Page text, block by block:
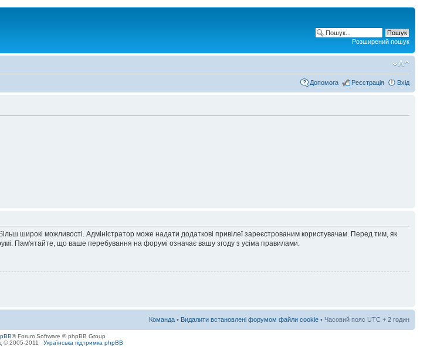
Розширений пошук
Допомога Реєстрація Вхід
широкі можливості. Адміністратор може надати додаткові привілеї зареєстрованим користувачам. Перед тим, як
Пам'ятайте, що ваше перебування на форумі означає вашу згоду з усіма правилами.
Команда • Видалити встановлені форумом файли cookie • Часовий пояс UTC + 2 годин
® Forum Software © phpBB Group
© 2005-2011
Українська підтримка phpBB